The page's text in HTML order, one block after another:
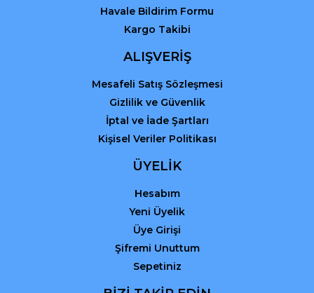
Gönder
Havale Bildirim Formu
Kargo Takibi
ALIŞVERİŞ
Mesafeli Satış Sözleşmesi
Gizlilik ve Güvenlik
İptal ve İade Şartları
Kişisel Veriler Politikası
ÜYELİK
Hesabım
Yeni Üyelik
Üye Girişi
Şifremi Unuttum
Sepetiniz